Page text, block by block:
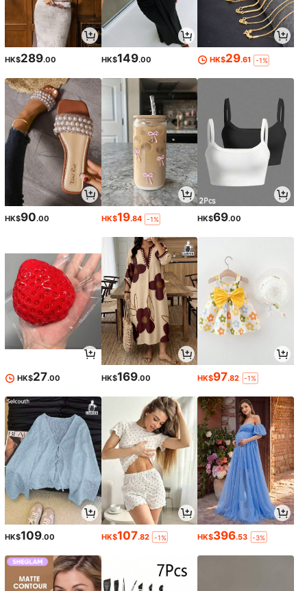
HK$289.00 HK$149.00 HK$29.61 -1%
HK$90.00 HK$19.84 -1% HK$69.00
HK$27.00 HK$169.00 HK$97.82 -1%
HK$109.00 HK$107.82 -1% HK$396.53 -3%